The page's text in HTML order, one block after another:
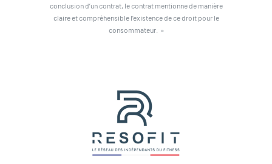
conclusion d’un contrat, le contrat mentionne de manière
claire et compréhensible l’existence de ce droit pour le
consommateur. »